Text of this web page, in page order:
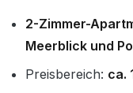
2-Zimmer-
Meerblick und
Preisbereich: ca.